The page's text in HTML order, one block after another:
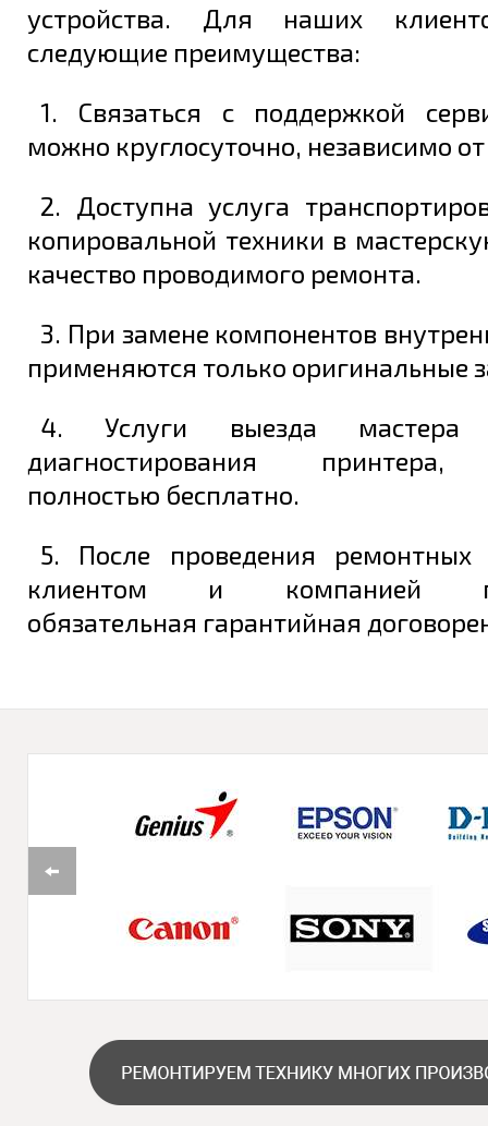
устройства. Для наших
следующие преимущества:
1. Связаться с поддержкой
можно круглосуточно, независимо
2. Доступна услуга
копировальной техники в
качество проводимого ремонта.
3. При замене компонентов
применяются только оригинальные
4. Услуги выезда мастера
диагностирования принтера,
полностью бесплатно.
5. После проведения
клиентом и компанией
обязательная гарантийная